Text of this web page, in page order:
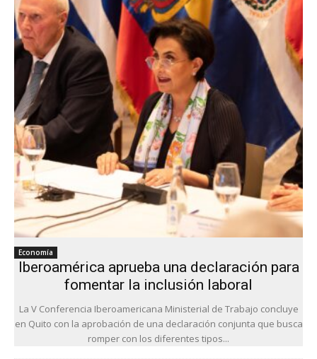
Economía
Iberoamérica aprueba una declaración para
fomentar la inclusión laboral
La V Conferencia Iberoamericana Ministerial de Trabajo concluye
en Quito con la aprobación de una declaración conjunta que busca
romper con los diferentes tipos...